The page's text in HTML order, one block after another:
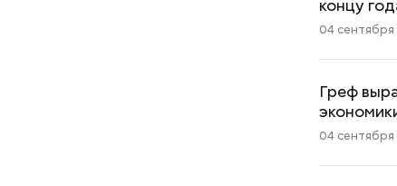
концу
04 сентября
Греф
04